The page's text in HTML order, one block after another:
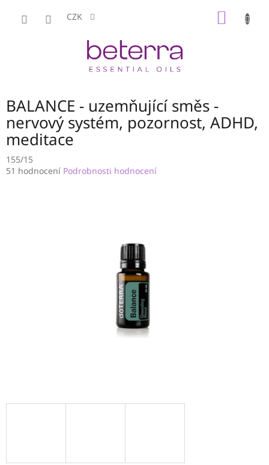
CZK
BALANCE - uzemňující směs -
nervový systém, pozornost, ADHD,
meditace
155/15
Průměrné
51 hodnocení Podrobnosti hodnocení